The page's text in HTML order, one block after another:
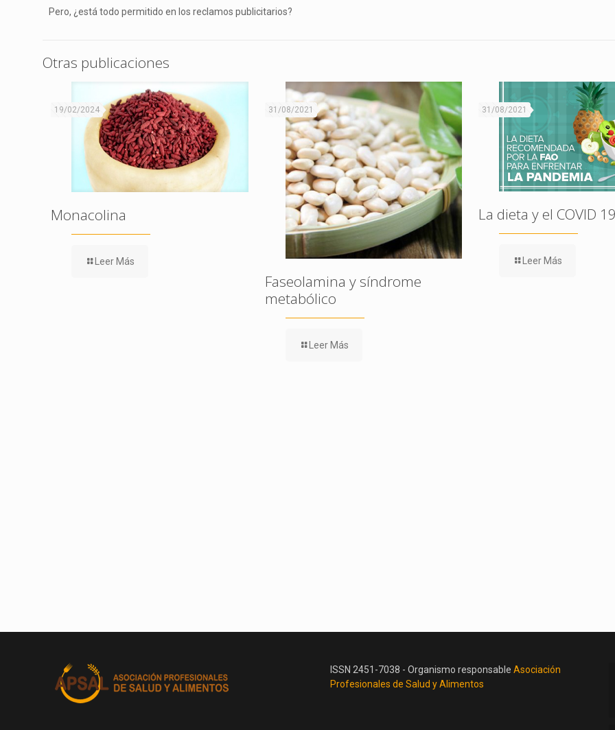
Pero, ¿está todo permitido en los reclamos publicitarios?
Otras publicaciones
19/02/2024
Monacolina
Leer Más
31/08/2021
Faseolamina y síndrome
metabólico
Leer Más
31/08/2021
La dieta y el COVID
Leer Más
ISSN 2451-7038 - Organismo responsable Asociación
Profesionales de Salud y Alimentos